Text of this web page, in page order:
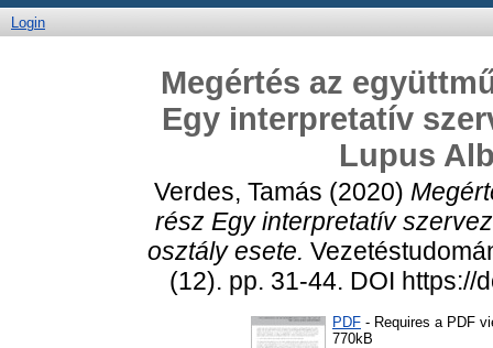
Login
Megértés az
Egy interpretatív
Lupus
Verdes, Tamás (2020)
rész Egy interpretatív
osztály esete.
(12). pp. 31-44. DOI https://
PDF - Requires a PDF
770kB